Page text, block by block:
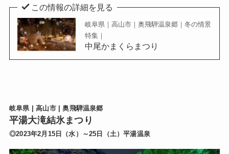
この情報の詳細を見る
岐阜県｜高山市｜奥飛騨温泉郷｜冬の情景
特集｜
中尾かまくらまつり
岐阜県 | 高山市 | 奥飛騨温泉郷
平湯大滝結氷まつり
◎2023年2月15日（水）～25日（土）平湯温泉